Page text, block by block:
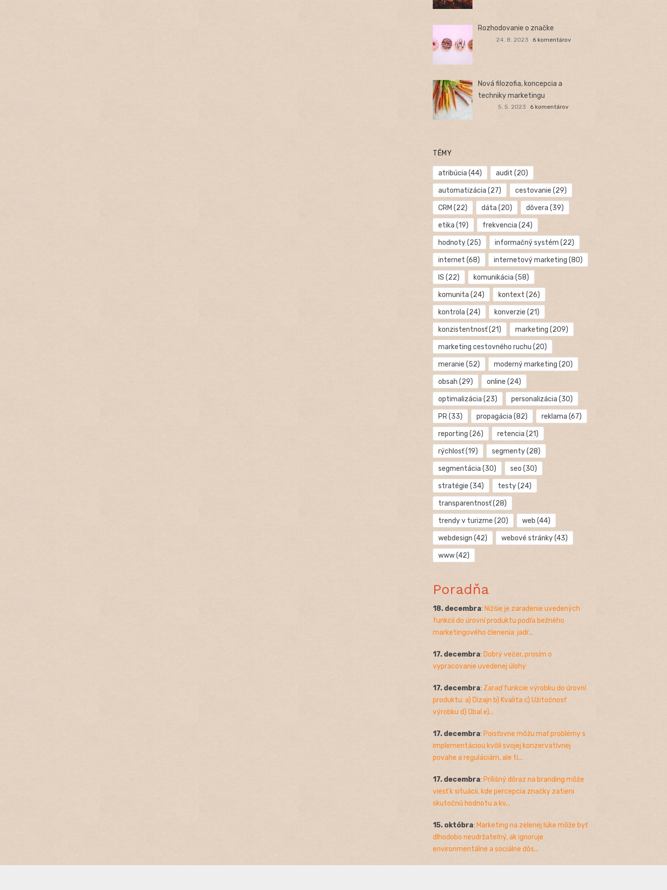
Rozhodovanie o značke
24. 8. 2023 6 komentárov
Nová filozofia, koncepcia a
techniky marketingu
5. 5. 2023 6 komentárov
TÉMY
atribúcia (44) audit (20)
automatizácia (27) cestovanie (29)
CRM (22) dáta (20) dôvera (39)
etika (19) frekvencia (24)
hodnoty(25) informačný systém (22)
internet (68) internetový marketing (80)
IS (22) komunikácia (58)
komunita (24) kontext (26)
kontrola (24) konverzie (21)
konzistentnosť(21) marketing (209)
marketing cestovného ruchu (20)
meranie (52) moderný marketing (20)
obsah (29) online (24)
optimalizácia (23) personalizácia (30)
PR(33) propagácia (82) reklama (67)
reporting (26) retencia (21)
rýchlosť(19) segmenty(28)
segmentácia (30) seo (30)
stratégie (34) testy(24)
transparentnosť(28)
trendy v turizme (20) web (44)
webdesign (42) webové stránky(43)
www(42)
Poradňa
18. decembra: Nižšie je zaradenie uvedených
funkcií do úrovní produktu podľa bežného
marketingového členenia: jadr...
17. decembra: Dobrý večer, prosím o
vypracovanie uvedenej úlohy
17. decembra: Zaraď funkcie výrobku do úrovní
produktu: a) Dizajn b) Kvalita c) Užitočnosť
výrobku d) Obal e)...
17. decembra: Poisťovne môžu mať problémy s
implementáciou kvôli svojej konzervatívnej
povahe a reguláciám, ale ti...
17. decembra: Prílišný dôraz na branding môže
viesť k situácii, kde percepcia značky zatieni
skutočnú hodnotu a kv...
15. októbra: Marketing na zelenej lúke môže byť
dlhodobo neudržateľný, ak ignoruje
environmentálne a sociálne dôs...